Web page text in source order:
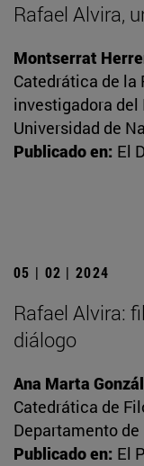
Rafael Alvira,
Montserrat
Catedrática de la
investigadora del
Universidad de
Publicado en: El
05 | 02 | 2024
Rafael Alvira:
diálogo
Ana Marta
Catedrática de
Departamento
Publicado en: El